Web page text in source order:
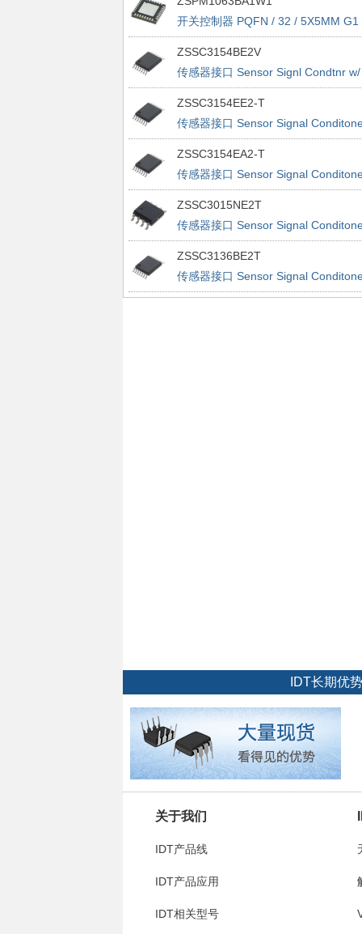
开关控制器 PQFN / 32 / 5X5MM G1
TAPE&REEL - 7"
ZSSC3154BE2V
传感器接口 Sensor Signl Condtnr w/
Dual Analog Out
ZSSC3154EE2-T
传感器接口 Sensor Signal
ZSSC3154EA2-T
传感器接口 Sensor Signal
ZSSC3015NE2T
传感器接口 Sensor Signal
ZSSC3136BE2T
传感器接口 Sensor Signal
IDT长期优
关于我们
IDT产品线
IDT产品应用
IDT相关型号